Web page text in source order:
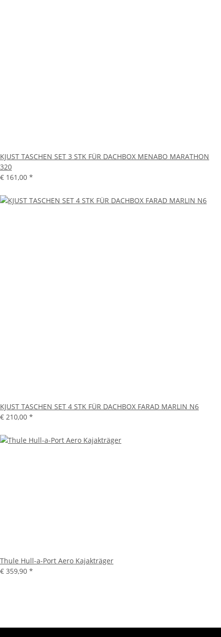
KJUST TASCHEN SET 3 STK FÜR DACHBOX MENABO MARATHON
320
€ 161,00 *
KJUST TASCHEN SET 4 STK FÜR DACHBOX FARAD MARLIN N6
€ 210,00 *
Thule Hull-a-Port Aero Kajakträger
€ 359,90 *